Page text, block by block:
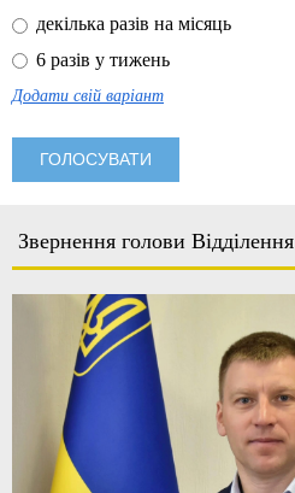
декілька разів на місяць
6 разів у тижень
Додати свій варіант
Звернення голови Відділення